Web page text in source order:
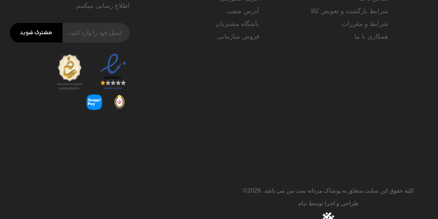
شرایط بازگشت و تعویض کالا
شرایط و مقررات
همکاری با ما
آدرس شعب
باشگاه مشتریان
فروش سازمانی
اطلاع رسانی میکنیم.
مشترک شوید
کلیه حقوق این سایت متعلق به پوشاک مردانه ست من می باشد. 2026©
طراحی و اجرا توسط تیام